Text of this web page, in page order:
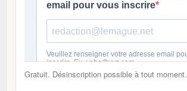
Gratuit. Désinscription possible à tout moment.